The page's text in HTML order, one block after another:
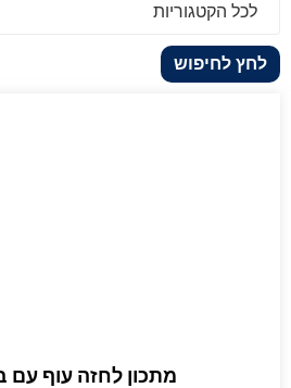
לכל הקטגוריות
לחץ לחיפוש
מתכון לחזה עוף עם